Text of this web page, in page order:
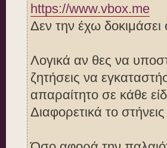
https://www.vbox.me
Δεν την έχω
Λογικά αν θες να
ζητήσεις να
απαραίτητο σε κάθε
Διαφορετικά το